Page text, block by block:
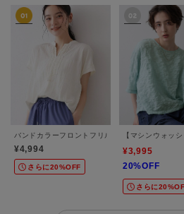
バンドカラーフロントフリルブラウス
¥4,994
さらに20%OFF
【マシンウォッ
¥3,995
20%OFF
さらに